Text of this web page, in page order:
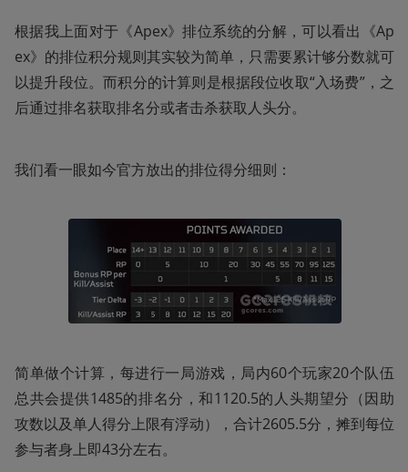
根据我上面对于《Apex》排位系统的分解，可以看出《Ap
ex》的排位积分规则其实较为简单，只需要累计够分数就可
以提升段位。而积分的计算则是根据段位收取“入场费”，之
后通过排名获取排名分或者击杀获取人头分。
我们看一眼如今官方放出的排位得分细则：
简单做个计算，每进行一局游戏，局内60个玩家20个队伍
总共会提供1485的排名分，和1120.5的人头期望分（因助
攻数以及单人得分上限有浮动），合计2605.5分，摊到每位
参与者身上即43分左右。